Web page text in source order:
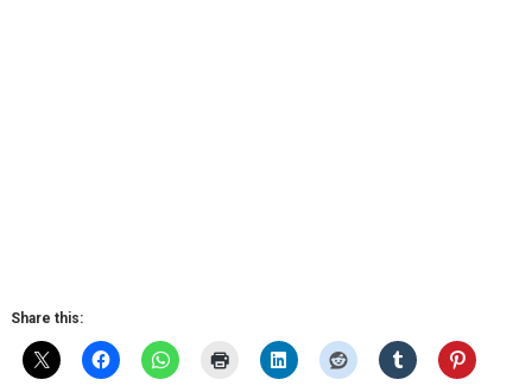
Share this: